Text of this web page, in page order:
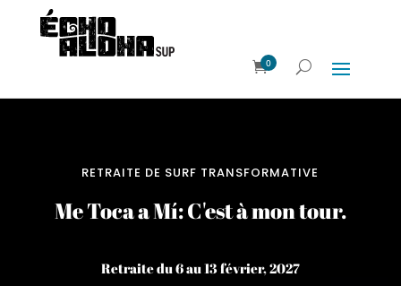
0
RETRAITE DE SURF TRANSFORMATIVE
Me Toca a Mí: C'est à mon tour.
Retraite du 6 au 13 février, 2027